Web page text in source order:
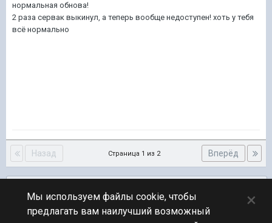
нормальная обнова!
2 раза сервак выкинул, а теперь вообще недоступен! хоть у тебя
всё нормально
Назад Вперёд
Страница 1 из 2
ПЕРЕЙТИ К СПИСКУ ТЕМ
Мы используем файлы cookie, чтобы
предлагать вам наилучший возможный
×